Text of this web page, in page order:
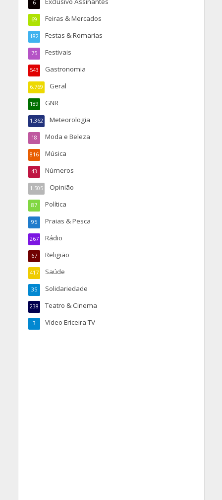
6
Feiras & Mercados
69
Festas & Romarias
182
Festivais
75
Gastronomia
543
Geral
6.769
GNR
189
Meteorologia
1.362
Moda e Beleza
18
Música
816
Números
43
Opinião
1.505
Política
87
Praias & Pesca
95
Rádio
267
Religião
67
Saúde
417
Solidariedade
35
Teatro & Cinema
238
Vídeo Ericeira TV
3